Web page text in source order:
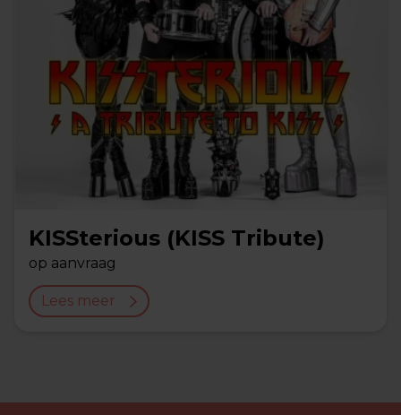
KISSterious (KISS Tribute)
op aanvraag
Lees meer